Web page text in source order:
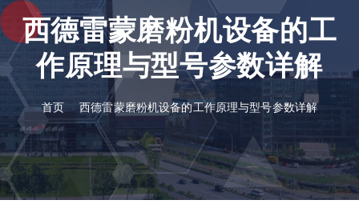
西德雷蒙磨粉机设备的工
作原理与型号参数详解
首页 西德雷蒙磨粉机设备的工作原理与型号参数详解